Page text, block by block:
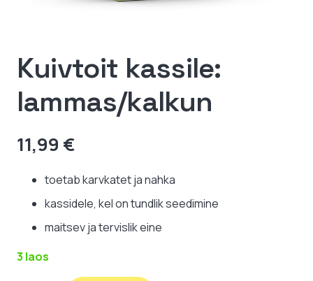
Kuivtoit kassile:
lammas/kalkun
11,99 €
toetab karvkatet ja nahka
kassidele, kel on tundlik seedimine
maitsev ja tervislik eine
3 laos